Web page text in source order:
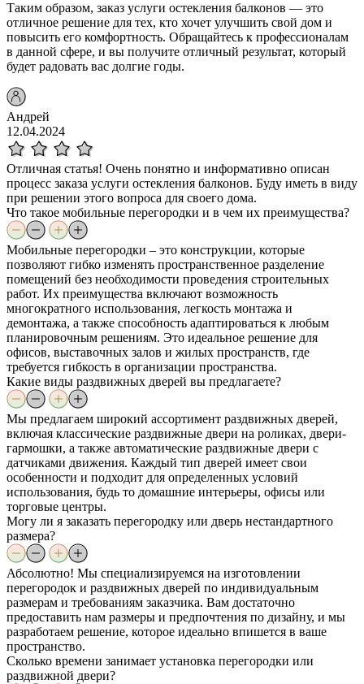
Таким образом, заказ услуги остекления балконов — это
отличное решение для тех, кто хочет улучшить свой дом и
повысить его комфортность. Обращайтесь к профессионалам
в данной сфере, и вы получите отличный результат, который
будет радовать вас долгие годы.
Андрей
12.04.2024
Отличная статья! Очень понятно и информативно описан
процесс заказа услуги остекления балконов. Буду иметь в виду
при решении этого вопроса для своего дома.
Что такое мобильные перегородки и в чем их преимущества?
Мобильные перегородки – это конструкции, которые
позволяют гибко изменять пространственное разделение
помещений без необходимости проведения строительных
работ. Их преимущества включают возможность
многократного использования, легкость монтажа и
демонтажа, а также способность адаптироваться к любым
планировочным решениям. Это идеальное решение для
офисов, выставочных залов и жилых пространств, где
требуется гибкость в организации пространства.
Какие виды раздвижных дверей вы предлагаете?
Мы предлагаем широкий ассортимент раздвижных дверей,
включая классические раздвижные двери на роликах, двери-
гармошки, а также автоматические раздвижные двери с
датчиками движения. Каждый тип дверей имеет свои
особенности и подходит для определенных условий
использования, будь то домашние интерьеры, офисы или
торговые центры.
Могу ли я заказать перегородку или дверь нестандартного
размера?
Абсолютно! Мы специализируемся на изготовлении
перегородок и раздвижных дверей по индивидуальным
размерам и требованиям заказчика. Вам достаточно
предоставить нам размеры и предпочтения по дизайну, и мы
разработаем решение, которое идеально впишется в ваше
пространство.
Сколько времени занимает установка перегородки или
раздвижной двери?